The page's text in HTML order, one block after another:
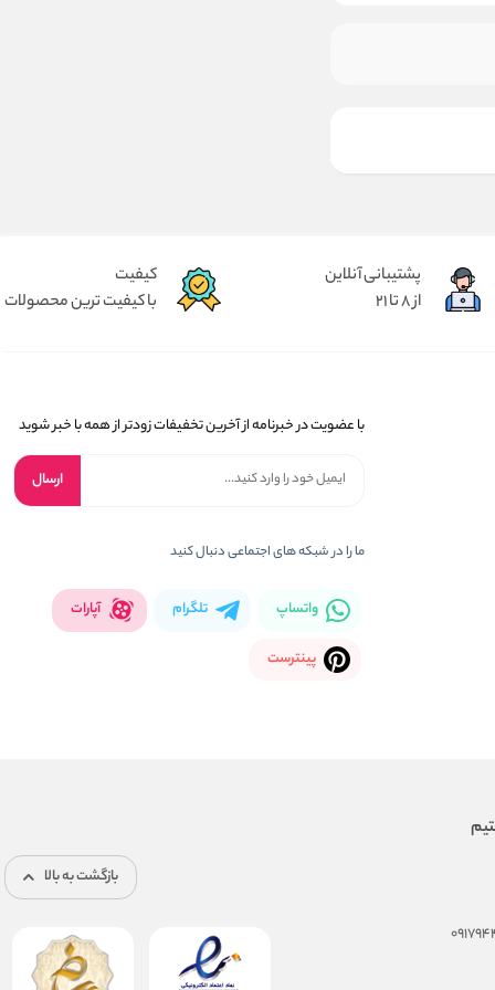
پشتیبانی آنلاین
از 8 تا 21
کیفیت
با کیفیت ترین محصولات
با عضویت در خبرنامه از آخرین تخفیفات زودتر از همه با خبر شوید
ارسال
ما را در شبکه های اجتماعی دنبال کنید
واتساپ تلگرام آپارات
پینترست
بازگشت به بالا